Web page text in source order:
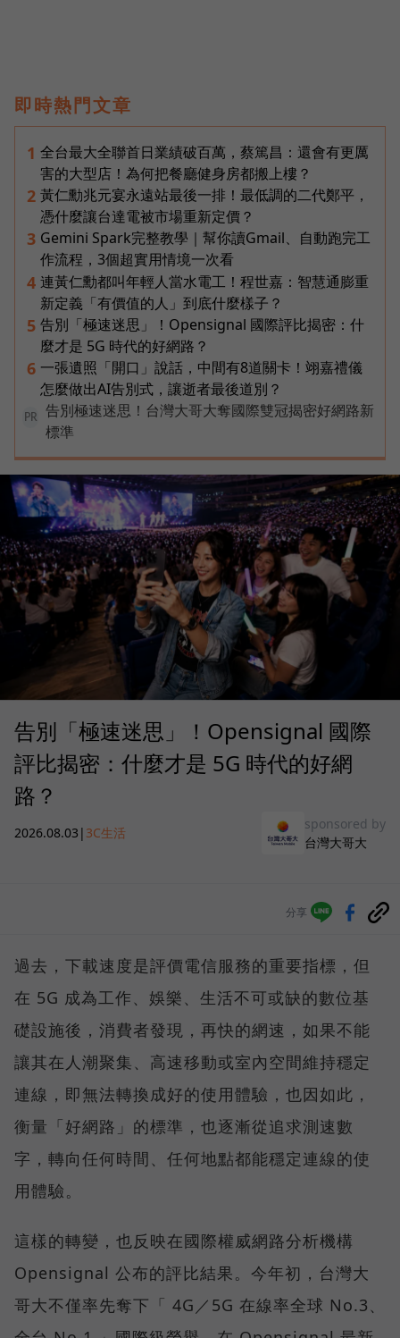
即時熱門文章
1 全台最大全聯首日業績破百萬，蔡篤昌：還會有更厲
害的大型店！為何把餐廳健身房都搬上樓？
2 黃仁勳兆元宴永遠站最後一排！最低調的二代鄭平，
憑什麼讓台達電被市場重新定價？
3 Gemini Spark完整教學｜幫你讀Gmail、自動跑完工
作流程，3個超實用情境一次看
4 連黃仁勳都叫年輕人當水電工！程世嘉：智慧通膨重
新定義「有價值的人」到底什麼樣子？
5 告別「極速迷思」！Opensignal 國際評比揭密：什
麼才是 5G 時代的好網路？
6 一張遺照「開口」說話，中間有8道關卡！翊嘉禮儀
怎麼做出AI告別式，讓逝者最後道別？
PR
告別極速迷思！台灣大哥大奪國際雙冠揭密好網路新
標準
告別「極速迷思」！Opensignal 國際
評比揭密：什麼才是 5G 時代的好網
路？
2026.08.03 | 3C生活
sponsored by
台灣大哥大
分享
過去，下載速度是評價電信服務的重要指標，但
在 5G 成為工作、娛樂、生活不可或缺的數位基
礎設施後，消費者發現，再快的網速，如果不能
讓其在人潮聚集、高速移動或室內空間維持穩定
連線，即無法轉換成好的使用體驗，也因如此，
衡量「好網路」的標準，也逐漸從追求測速數
字，轉向任何時間、任何地點都能穩定連線的使
用體驗。
這樣的轉變，也反映在國際權威網路分析機構
Opensignal 公布的評比結果。今年初，台灣大
哥大不僅率先奪下「 4G／5G 在線率全球 No.3、